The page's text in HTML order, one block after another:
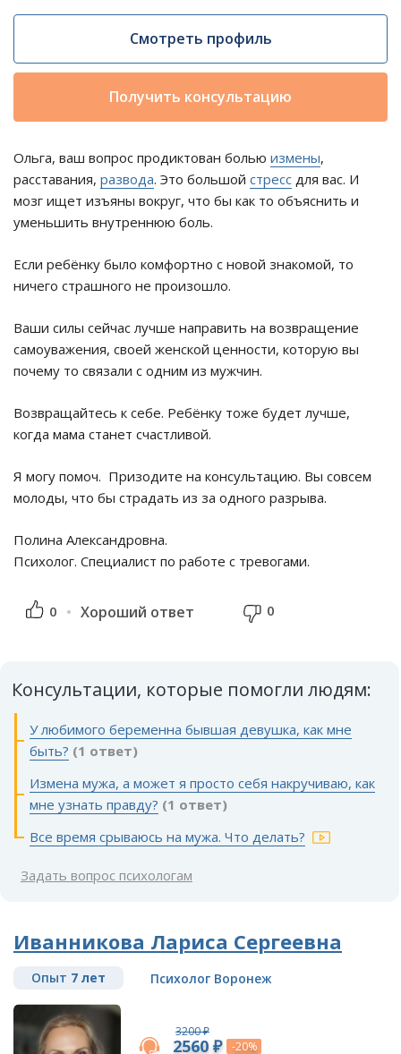
Смотреть профиль
Получить консультацию
Ольга, ваш вопрос продиктован болью измены,
расставания, развода. Это большой стресс для вас. И
мозг ищет изъяны вокруг, что бы как то объяснить и
уменьшить внутреннюю боль.
Если ребёнку было комфортно с новой знакомой, то
ничего страшного не произошло.
Ваши силы сейчас лучше направить на возвращение
самоуважения, своей женской ценности, которую вы
почему то связали с одним из мужчин.
Возвращайтесь к себе. Ребёнку тоже будет лучше,
когда мама станет счастливой.
Я могу помоч. Призодите на консультацию. Вы совсем
молоды, что бы страдать из за одного разрыва.
Полина Александровна.
Психолог. Специалист по работе с тревогами.
0 Хороший ответ 0
Консультации, которые помогли людям:
У любимого беременна бывшая девушка, как мне
быть? (1 ответ)
Измена мужа, а может я просто себя накручиваю, как
мне узнать правду? (1 ответ)
Все время срываюсь на мужа. Что делать?
Задать вопрос психологам
Иванникова Лариса Сергеевна
Опыт 7 лет Психолог Воронеж
3200 ₽
2560 ₽ -20%